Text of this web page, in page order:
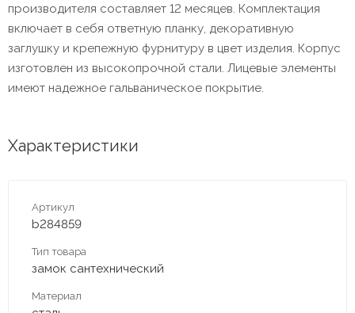
производителя составляет 12 месяцев. Комплектация
включает в себя ответную планку, декоративную
заглушку и крепежную фурнитуру в цвет изделия. Корпус
изготовлен из высокопрочной стали. Лицевые элементы
имеют надежное гальваническое покрытие.
Характеристики
Артикул
b284859
Тип товара
замок сантехнический
Материал